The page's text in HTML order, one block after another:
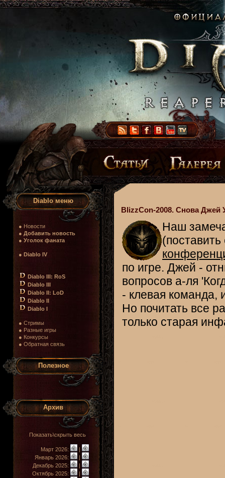
Diablo меню
● Новости
● Добавить новость
● Уголок фаната
● Diablo IV
Diablo III: RoS
Diablo III
Diablo II: LoD
Diablo II
Diablo I
● Стримы
● Разные игры
● Конкурсы
● Обратная связь
Полезное
Архив
Показать\скрыть весь
Март 2026:
|
Январь 2026:
|
Декабрь 2025:
|
Октябрь 2025:
|
BlizzCon-2008. Снова Джей
Наш
по игре. Джей -
вопросов а-ля
- клевая команда,
Но почитать все
только старая